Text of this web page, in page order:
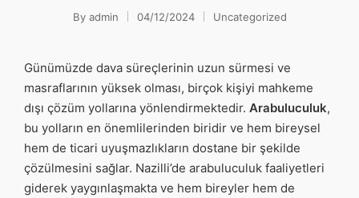
Posted
By admin 04/12/2024
Posted
Uncategorized
Günümüzde dava süreçlerinin uzun sürmesi ve
masraflarının yüksek olması, birçok kişiyi mahkeme
dışı çözüm yollarına yönlendirmektedir. Arabuluculuk,
bu yolların en önemlilerinden biridir ve hem bireysel
hem de ticari uyuşmazlıkların dostane bir şekilde
çözülmesini sağlar. Nazilli’de arabuluculuk faaliyetleri
giderek yaygınlaşmakta ve hem bireyler hem de